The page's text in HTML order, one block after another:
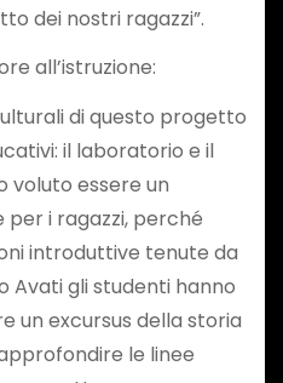
dei nostri ragazzi”.
all’istruzione:
di questo progetto
il laboratorio e il
voluto essere un
i ragazzi, perché
introduttive tenute da
Avati gli studenti hanno
un excursus della storia
le linee